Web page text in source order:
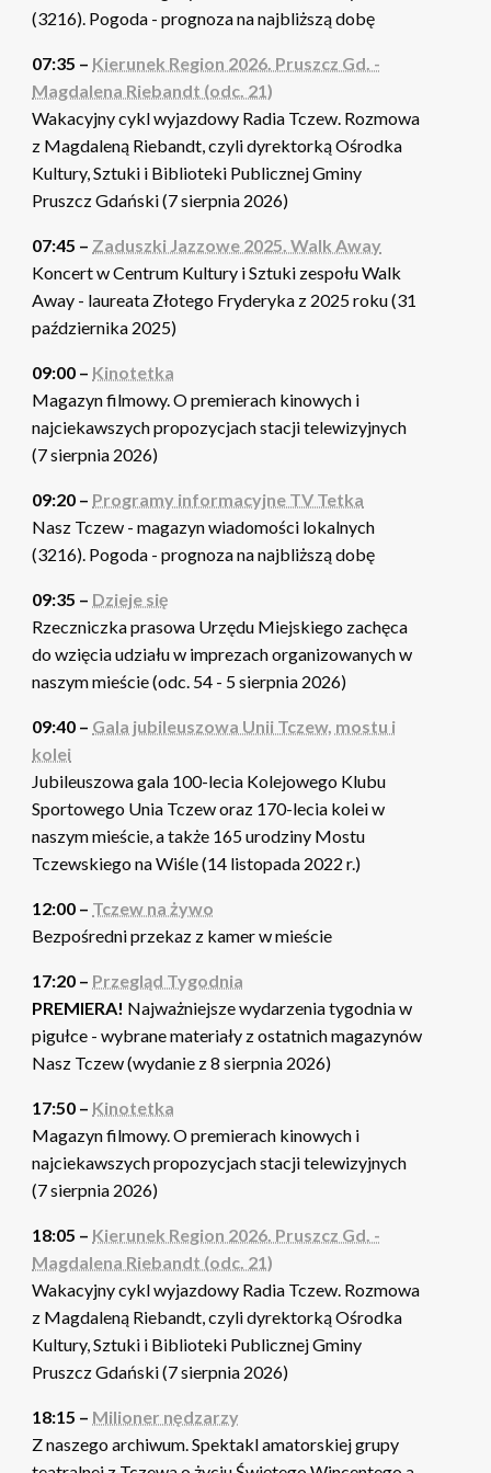
(3216). Pogoda - prognoza na najbliższą dobę
07:35 – Kierunek Region 2026. Pruszcz Gd. -
Magdalena Riebandt (odc. 21)
Wakacyjny cykl wyjazdowy Radia Tczew. Rozmowa
z Magdaleną Riebandt, czyli dyrektorką Ośrodka
Kultury, Sztuki i Biblioteki Publicznej Gminy
Pruszcz Gdański (7 sierpnia 2026)
07:45 – Zaduszki Jazzowe 2025. Walk Away
Koncert w Centrum Kultury i Sztuki zespołu Walk
Away - laureata Złotego Fryderyka z 2025 roku (31
października 2025)
09:00 – Kinotetka
Magazyn filmowy. O premierach kinowych i
najciekawszych propozycjach stacji telewizyjnych
(7 sierpnia 2026)
09:20 – Programy informacyjne TV Tetka
Nasz Tczew - magazyn wiadomości lokalnych
(3216). Pogoda - prognoza na najbliższą dobę
09:35 – Dzieje się
Rzeczniczka prasowa Urzędu Miejskiego zachęca
do wzięcia udziału w imprezach organizowanych w
naszym mieście (odc. 54 - 5 sierpnia 2026)
09:40 – Gala jubileuszowa Unii Tczew, mostu i
kolei
Jubileuszowa gala 100-lecia Kolejowego Klubu
Sportowego Unia Tczew oraz 170-lecia kolei w
naszym mieście, a także 165 urodziny Mostu
Tczewskiego na Wiśle (14 listopada 2022 r.)
12:00 – Tczew na żywo
Bezpośredni przekaz z kamer w mieście
17:20 – Przegląd Tygodnia
PREMIERA! Najważniejsze wydarzenia tygodnia w
pigułce - wybrane materiały z ostatnich magazynów
Nasz Tczew (wydanie z 8 sierpnia 2026)
17:50 – Kinotetka
Magazyn filmowy. O premierach kinowych i
najciekawszych propozycjach stacji telewizyjnych
(7 sierpnia 2026)
18:05 – Kierunek Region 2026. Pruszcz Gd. -
Magdalena Riebandt (odc. 21)
Wakacyjny cykl wyjazdowy Radia Tczew. Rozmowa
z Magdaleną Riebandt, czyli dyrektorką Ośrodka
Kultury, Sztuki i Biblioteki Publicznej Gminy
Pruszcz Gdański (7 sierpnia 2026)
18:15 – Milioner nędzarzy
Z naszego archiwum. Spektakl amatorskiej grupy